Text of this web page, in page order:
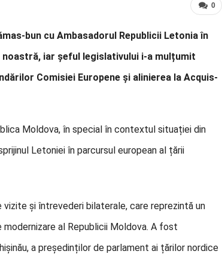
0
bun cu Ambasadorul Republicii Letonia în
iar șeful legislativului i-a mulțumit
Comisiei Europene și alinierea la Acquis-
Moldova, în special în contextul situației din
Letoniei în parcursul european al țării
şi întrevederi bilaterale, care reprezintă un
al Republicii Moldova. A fost
a președinților de parlament ai țărilor nordice